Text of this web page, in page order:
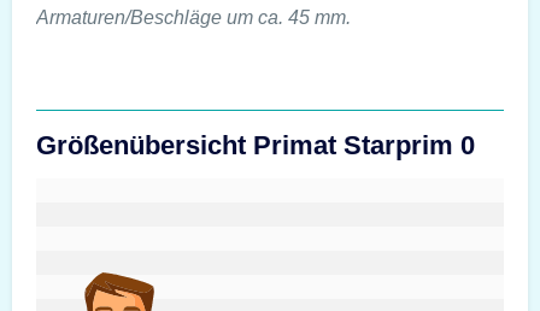
Armaturen/Beschläge um ca. 45 mm.
Größenübersicht Primat Starprim 0